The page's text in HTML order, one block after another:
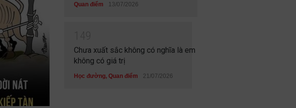
Quan điểm 13/07/2026
Chưa xuất sắc không có nghĩa là em
không có giá trị
Học đường, Quan điểm 21/07/2026